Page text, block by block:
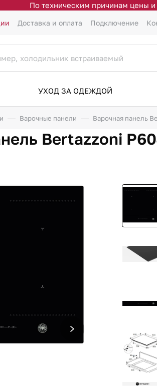
По техническим причинам цены и
Доставка и оплата Подключение
УХОД ЗА ОДЕЖДОЙ
Варочные панели Варочная панель
Bertazzoni